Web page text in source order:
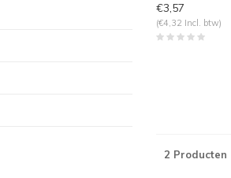
€3,57
(€4,32 Incl. btw)
2 Producten